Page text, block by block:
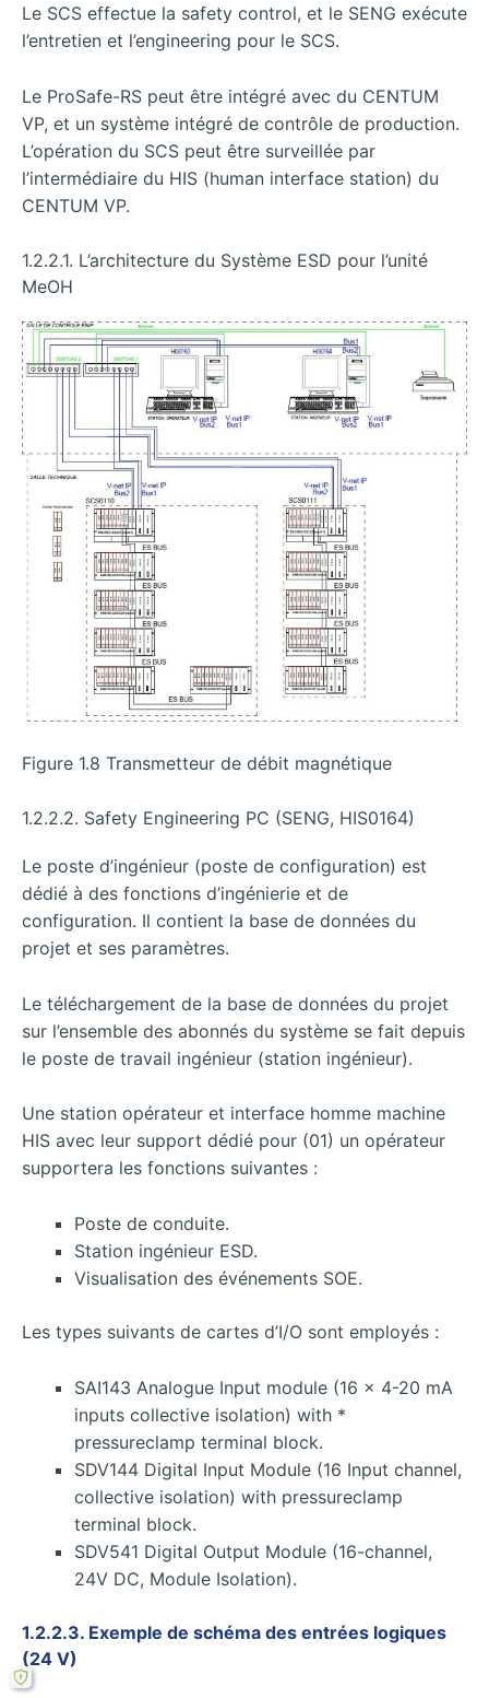
Le SCS effectue la safety control, et le SENG exécute
l’entretien et l’engineering pour le SCS.
Le ProSafe-RS peut être intégré avec du CENTUM
VP, et un système intégré de contrôle de production.
L’opération du SCS peut être surveillée par
l’intermédiaire du HIS (human interface station) du
CENTUM VP.
1.2.2.1. L’architecture du Système ESD pour l’unité
MeOH
Figure 1.8 Transmetteur de débit magnétique
1.2.2.2. Safety Engineering PC (SENG, HIS0164)
Le poste d’ingénieur (poste de configuration) est
dédié à des fonctions d’ingénierie et de
configuration. Il contient la base de données du
projet et ses paramètres.
Le téléchargement de la base de données du projet
sur l’ensemble des abonnés du système se fait depuis
le poste de travail ingénieur (station ingénieur).
Une station opérateur et interface homme machine
HIS avec leur support dédié pour (01) un opérateur
supportera les fonctions suivantes :
Poste de conduite.
Station ingénieur ESD.
Visualisation des événements SOE.
Les types suivants de cartes d’I/O sont employés :
SAI143 Analogue Input module (16 x 4-20 mA
inputs collective isolation) with *
pressureclamp terminal block.
SDV144 Digital Input Module (16 Input channel,
collective isolation) with pressureclamp
terminal block.
SDV541 Digital Output Module (16-channel,
24V DC, Module Isolation).
1.2.2.3. Exemple de schéma des entrées logiques
(24 V)